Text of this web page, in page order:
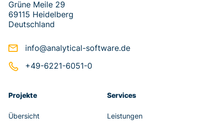
Grüne Meile 29
69115 Heidelberg
Deutschland
info@analytical-software.de
+49-6221-6051-0
Projekte
Übersicht
Services
Leistungen